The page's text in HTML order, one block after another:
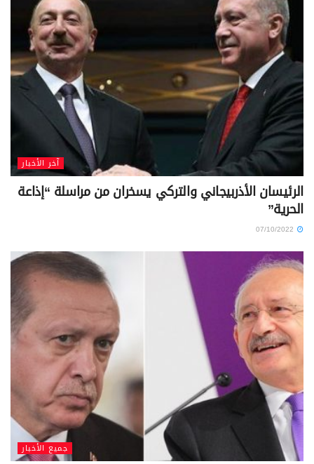
آخر الأخبار
الرئيسان الأذربيجاني والتركي يسخران من مراسلة “إذاعة
الحرية”
جميع الأخبار